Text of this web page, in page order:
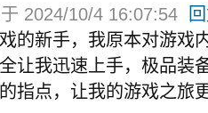
2024/10/4 16:07:54
的新手，我原本对游戏
让我迅速上手，极品装
指点，让我的游戏之旅